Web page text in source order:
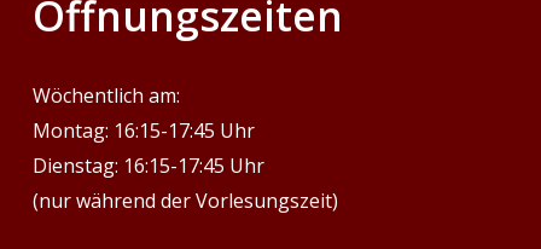
‎Öffnungszeiten
Wöchentlich am:
Montag: 16:15-17:45 Uhr
Dienstag: 16:15-17:45 Uhr
(nur während der Vorlesungszeit)